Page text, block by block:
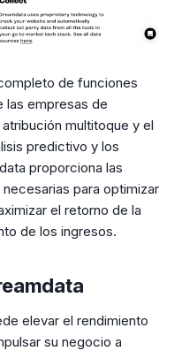
de funciones
las empresas de
multitoque y el
predictivo y los
proporciona las
para optimizar
el retorno de la
de los ingresos.
elevar el rendimiento
su negocio a